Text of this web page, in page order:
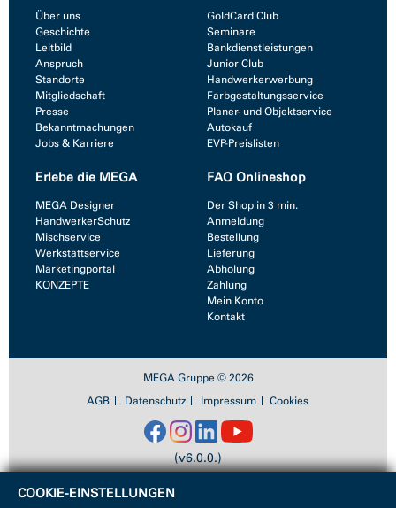
Über uns
Geschichte
Leitbild
Anspruch
Standorte
Mitgliedschaft
Presse
Bekanntmachungen
Jobs & Karriere
GoldCard Club
Seminare
Bankdienstleistungen
Junior Club
Handwerkerwerbung
Farbgestaltungsservice
Planer- und Objektservice
Autokauf
EVP-Preislisten
Erlebe die MEGA
MEGA Designer
HandwerkerSchutz
Mischservice
Werkstattservice
Marketingportal
KONZEPTE
FAQ Onlineshop
Der Shop in 3 min.
Anmeldung
Bestellung
Lieferung
Abholung
Zahlung
Mein Konto
Kontakt
MEGA Gruppe © 2026
AGB
Datenschutz Impressum Cookies
(v6.0.0.)
COOKIE-EINSTELLUNGEN